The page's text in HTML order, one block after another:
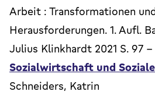
Arbeit : Transformationen
Herausforderungen. 1. Aufl.
Julius Klinkhardt 2021 S. 97 -
Sozialwirtschaft und
Schneiders, Katrin